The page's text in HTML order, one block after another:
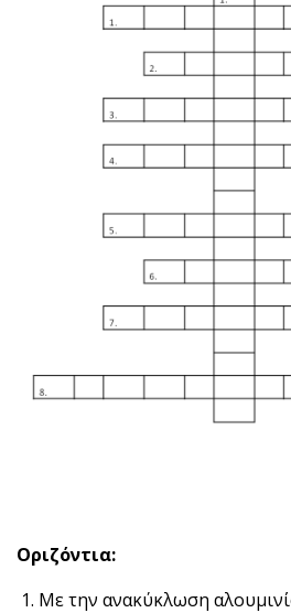
Οριζόντια:
Με την ανακύκλωση